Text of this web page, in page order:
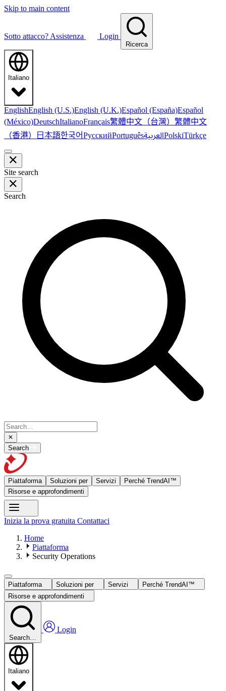
Skip to main content
Sotto attacco? Assistenza Login
Ricerca
Italiano
EnglishEnglish (U.S.)English (U.K.)Español (España)Español
(México)DeutschItalianoFrançais繁體中文（台灣） 繁體中文
（香港） 日本語한국어РусскийPortuguêsالعربيةPolskiTürkçe
Site search
Search
Search
Piattaforma Soluzioni per Servizi
Perché TrendAI™
Risorse e approfondimenti
Inizia la prova gratuita Contattaci
Home
Piattaforma
Security Operations
Piattaforma Soluzioni per Servizi
Perché TrendAI™
Risorse e approfondimenti
Search…
Login
Italiano